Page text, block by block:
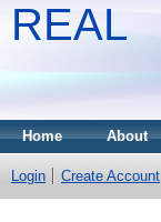
REAL
Home About
Login Create Account